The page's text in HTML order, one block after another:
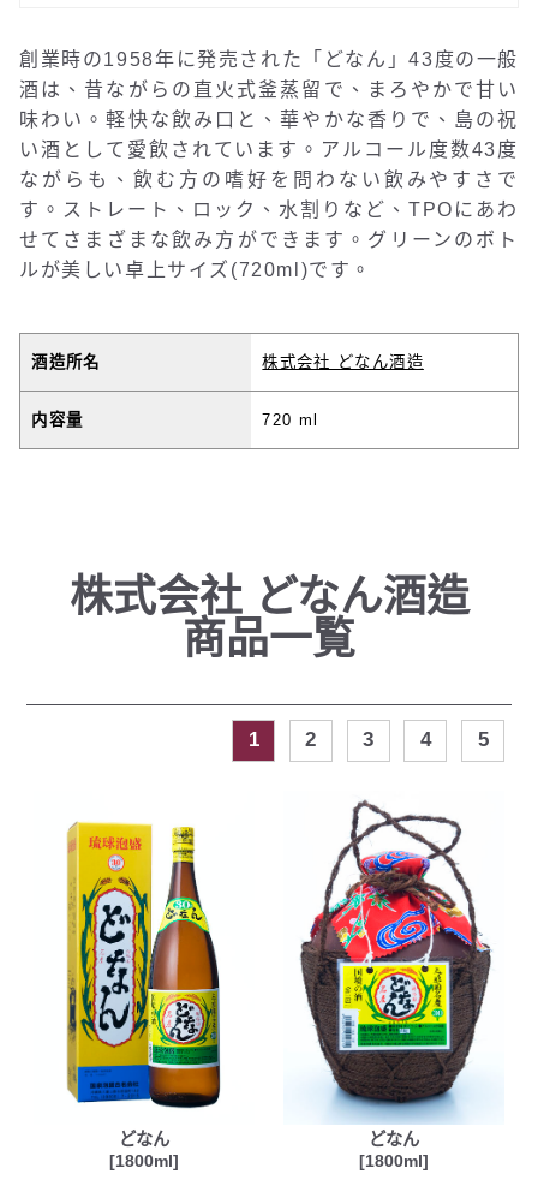
創業時の1958年に発売された「どなん」43度の一般
酒は、昔ながらの直火式釜蒸留で、まろやかで甘い
味わい。軽快な飲み口と、華やかな香りで、島の祝
い酒として愛飲されています。アルコール度数43度
ながらも、飲む方の嗜好を問わない飲みやすさで
す。ストレート、ロック、水割りなど、TPOにあわ
せてさまざまな飲み方ができます。グリーンのボト
ルが美しい卓上サイズ(720ml)です。
酒造所名 株式会社 どなん酒造
内容量 720 ml
株式会社 どなん酒造
商品一覧
1 2 3 4 5
どなん
[1800ml]
どなん
[1800ml]